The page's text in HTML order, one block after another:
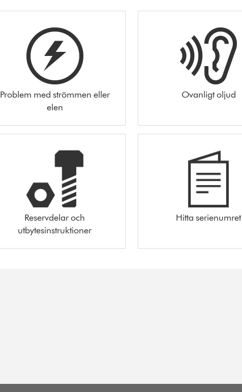
Problem med strömmen eller
elen
Ovanligt oljud
Reservdelar och
utbytesinstruktioner
Hitta serienumret